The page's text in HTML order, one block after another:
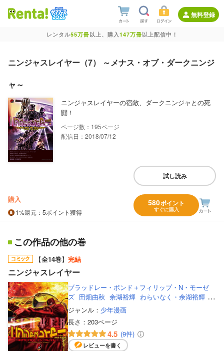
無料登録
レンタル55万冊以上、購入147万冊以上配信中！
ニンジャスレイヤー（7） ～メナス・オブ・ダークニンジ
ャ～
ニンジャスレイヤーの宿敵、ダークニンジャとの死
闘！
195
配信日：2018/07/12
試し読み
購入
1%還元 ：5ポイント獲得
580ポイント
すぐに購入
この作品の他の巻
【全14巻】 完結
ニンジャスレイヤー
ブラッドレー・ボンド＋フィリップ・N・モーゼ
ズ 田畑由秋 余湖裕輝 わらいなく・余湖裕輝
本
兌有・杉ライカ
ジャンル： 少年漫画
長さ： 203ページ
4.5 (9件)
レビューを書く